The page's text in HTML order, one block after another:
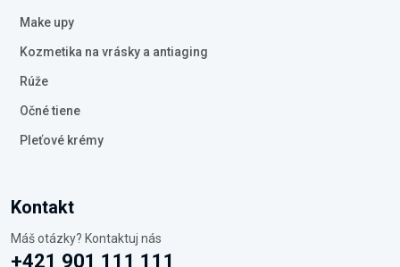
Make upy
Kozmetika na vrásky a antiaging
Rúže
Očné tiene
Pleťové krémy
Kontakt
Máš otázky? Kontaktuj nás
+421 901 111 111